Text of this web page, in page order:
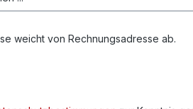
weicht von Rechnungsadresse ab.